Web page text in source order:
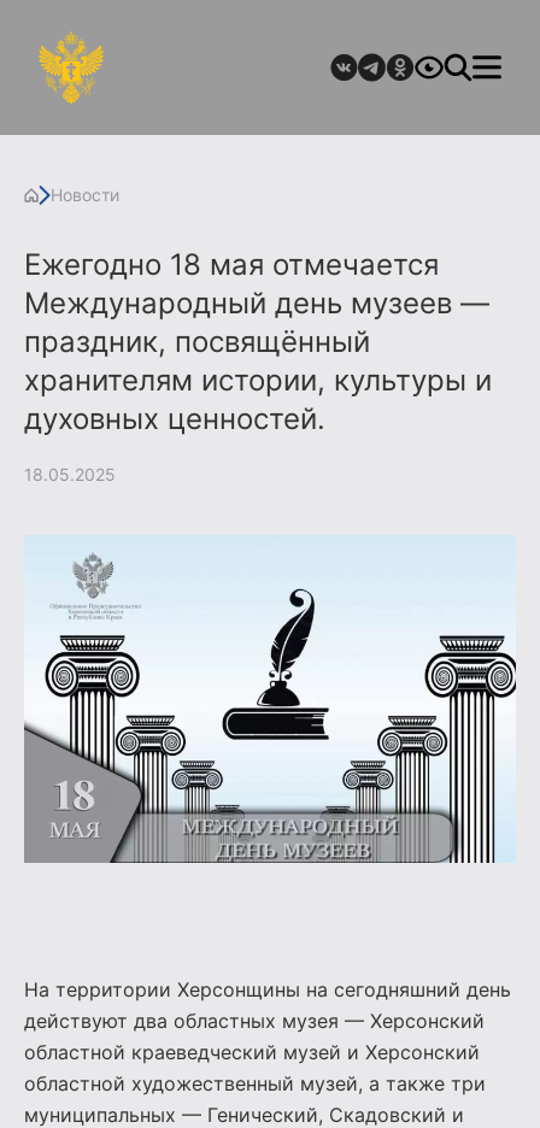
Новости
Ежегодно 18 мая отмечается
Международный день музеев —
праздник, посвящённый
хранителям истории, культуры и
духовных ценностей.
18.05.2025
На территории Херсонщины на сегодняшний день
действуют два областных музея — Херсонский
областной краеведческий музей и Херсонский
областной художественный музей, а также три
муниципальных — Генический, Скадовский и